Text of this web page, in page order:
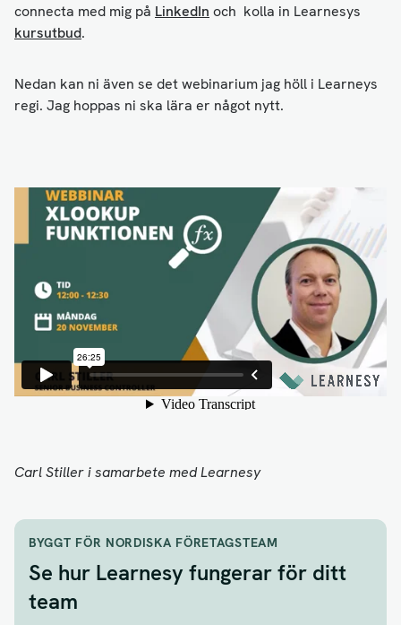
connecta med mig på LinkedIn och kolla in Learnesys
kursutbud.
Nedan kan ni även se det webinarium jag höll i Learneys
regi. Jag hoppas ni ska lära er något nytt.
Carl Stiller i samarbete med Learnesy
BYGGT FÖR NORDISKA FÖRETAGSTEAM
Se hur Learnesy fungerar för ditt
team